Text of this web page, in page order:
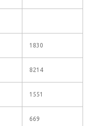
1830
8214
1551
669